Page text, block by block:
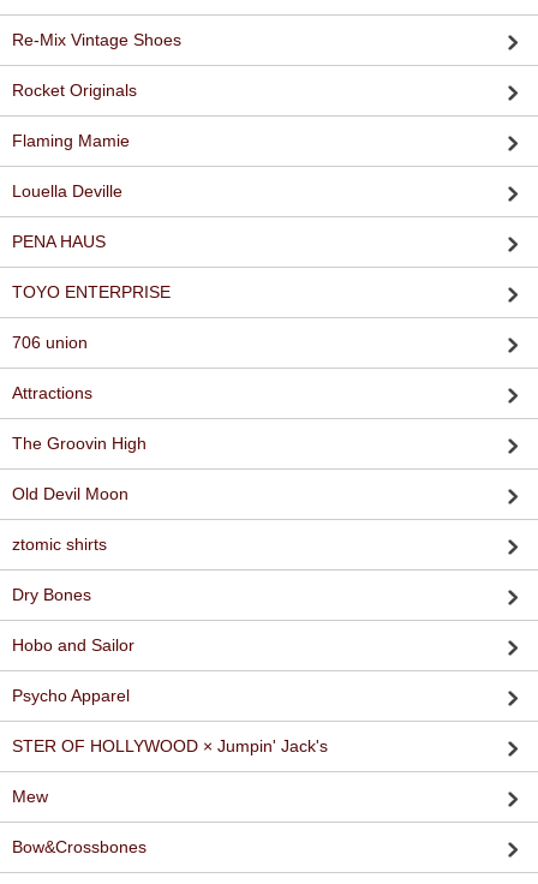
Re-Mix Vintage Shoes
Rocket Originals
Flaming Mamie
Louella Deville
PENA HAUS
TOYO ENTERPRISE
706 union
Attractions
The Groovin High
Old Devil Moon
ztomic shirts
Dry Bones
Hobo and Sailor
Psycho Apparel
STER OF HOLLYWOOD × Jumpin' Jack's
Mew
Bow&Crossbones